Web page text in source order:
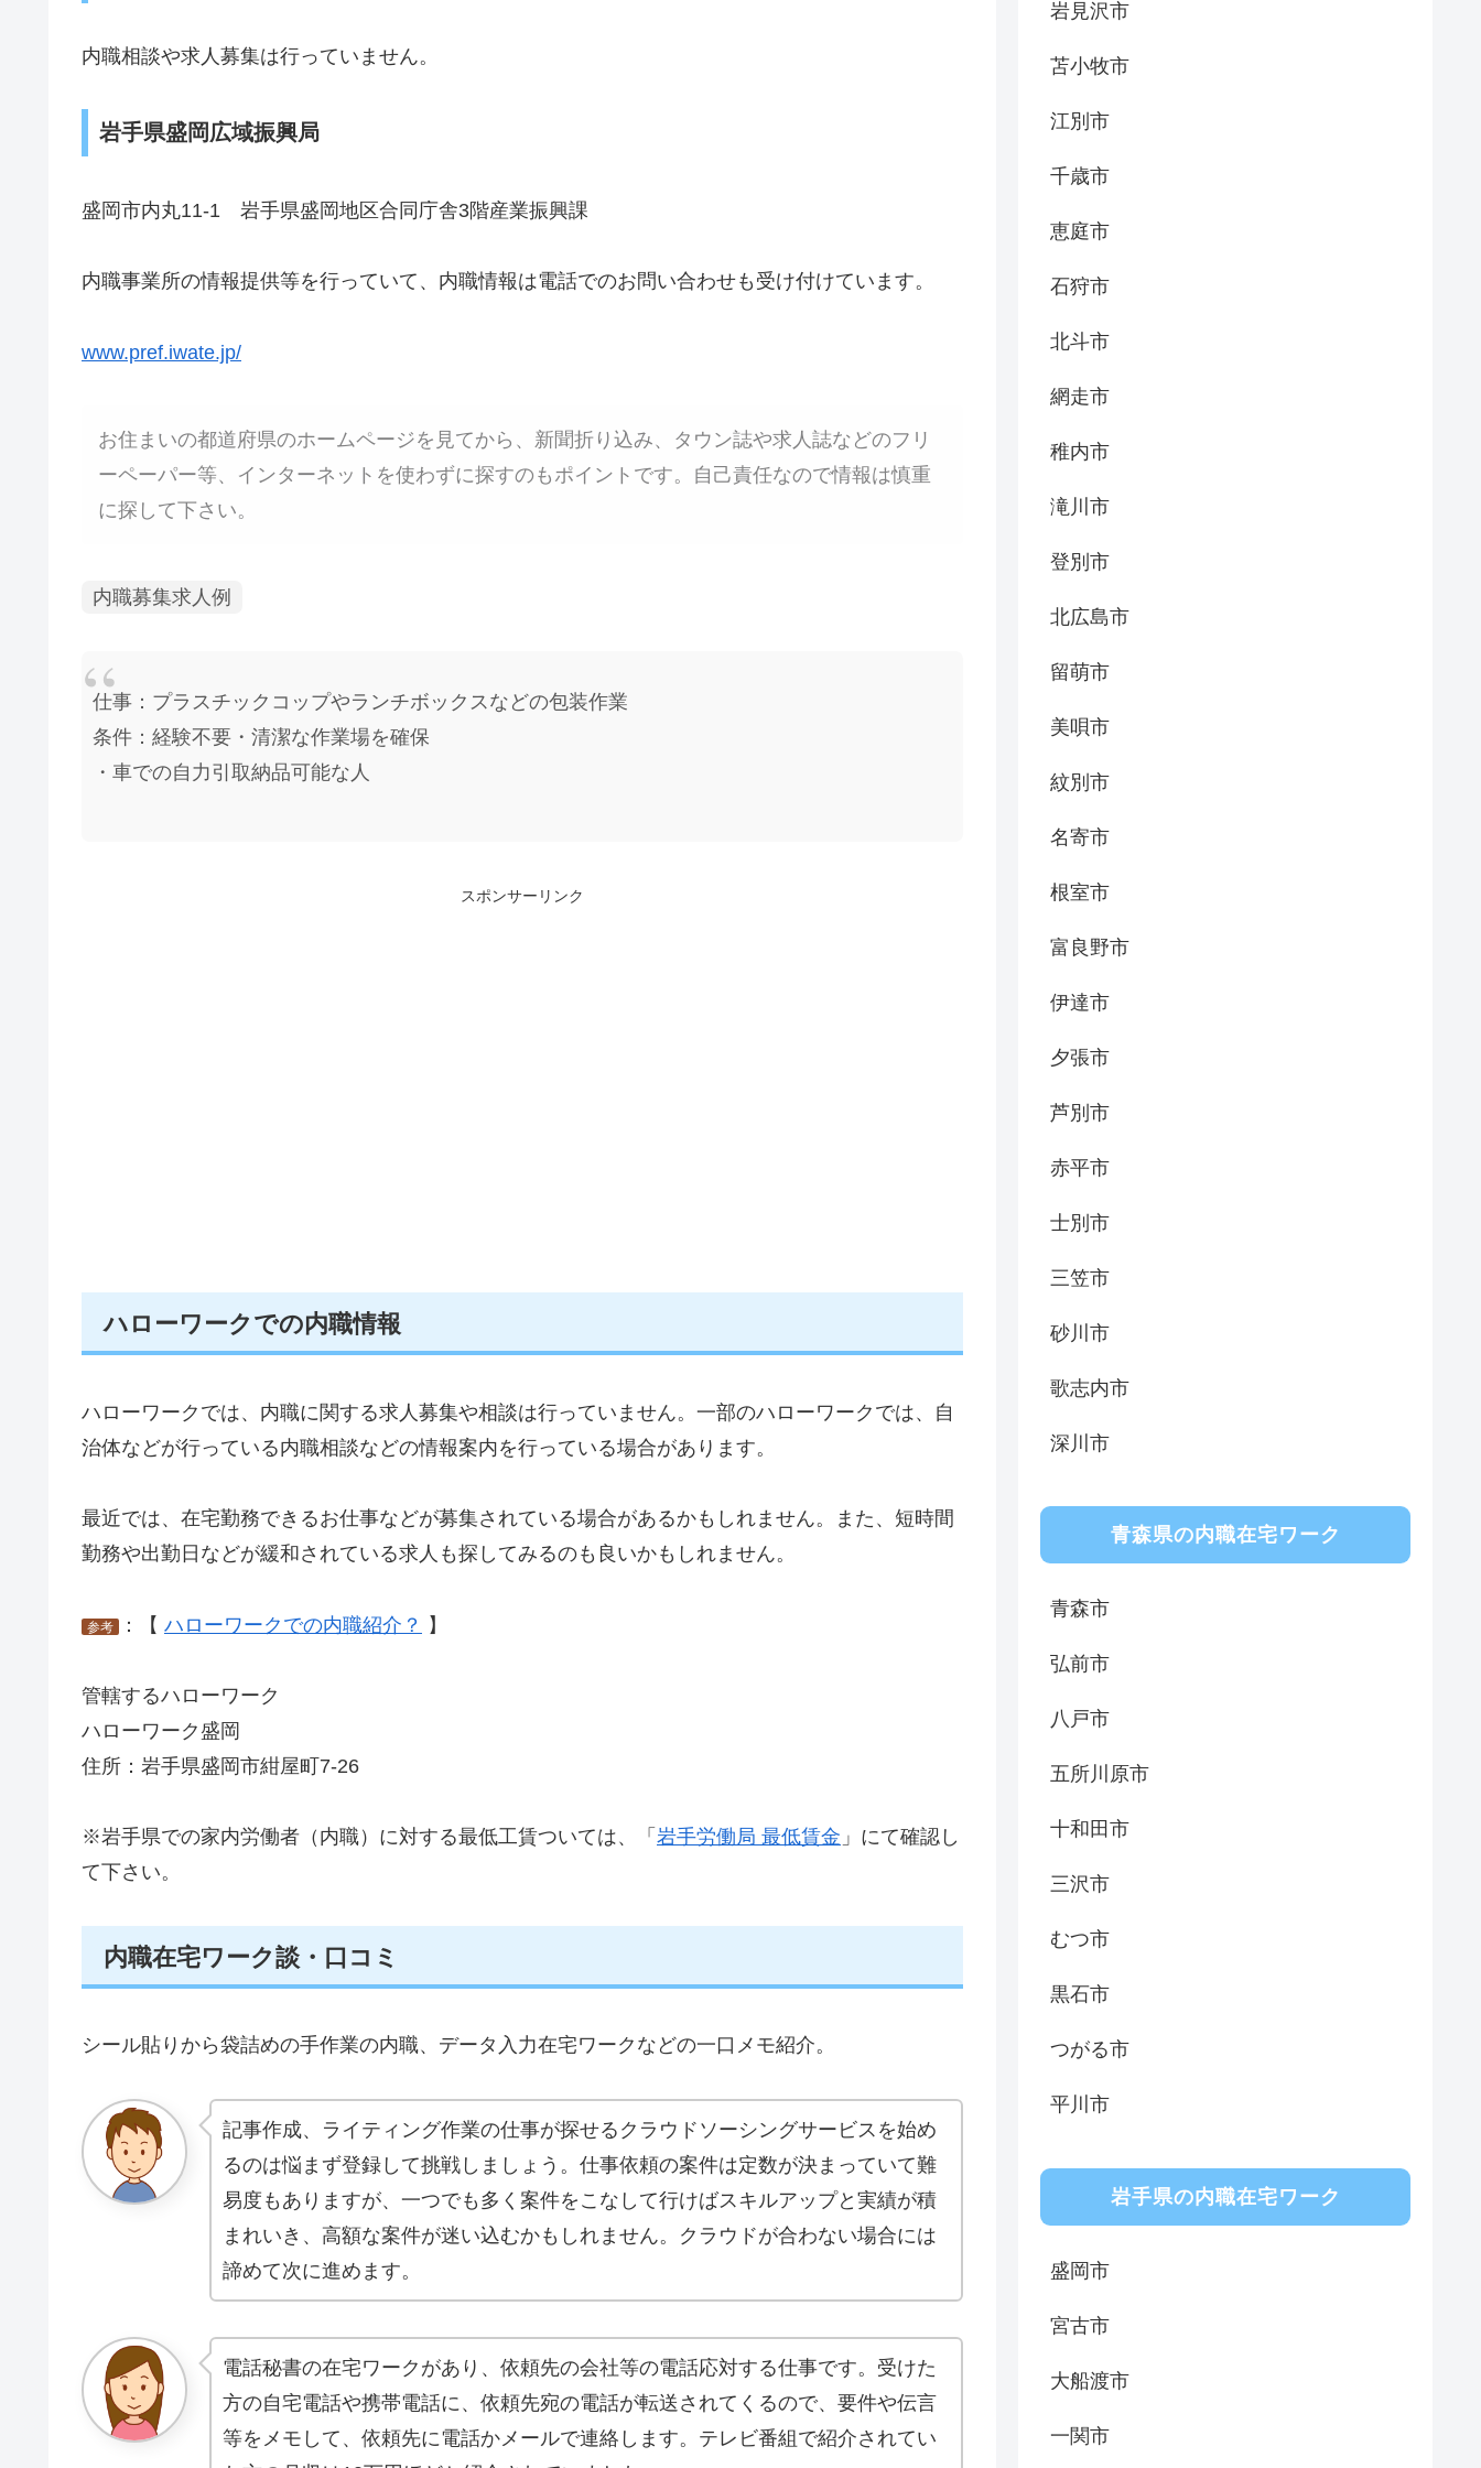
内職相談や求人募集は行っていません。
岩手県盛岡広域振興局
盛岡市内丸11-1 岩手県盛岡地区合同庁舎3階産業振興課
内職事業所の情報提供等を行っていて、内職情報は電話でのお問い合わせも受け付けています。
www.pref.iwate.jp/
お住まいの都道府県のホームページを見てから、新聞折り込み、タウン誌や求人誌などのフリ
ーペーパー等、インターネットを使わずに探すのもポイントです。自己責任なので情報は慎重
に探して下さい。
内職募集求人例
仕事：プラスチックコップやランチボックスなどの包装作業
条件：経験不要・清潔な作業場を確保
・車での自力引取納品可能な人
スポンサーリンク
ハローワークでの内職情報
ハローワークでは、内職に関する求人募集や相談は行っていません。一部のハローワークでは、自
治体などが行っている内職相談などの情報案内を行っている場合があります。
最近では、在宅勤務できるお仕事などが募集されている場合があるかもしれません。また、短時間
勤務や出勤日などが緩和されている求人も探してみるのも良いかもしれません。
参考 ：【 ハローワークでの内職紹介？ 】
管轄するハローワーク
ハローワーク盛岡
住所：岩手県盛岡市紺屋町7-26
※岩手県での家内労働者（内職）に対する最低工賃ついては、「 岩手労働局 最低賃金 」にて確認し
て下さい。
内職在宅ワーク談・口コミ
シール貼りから袋詰めの手作業の内職、データ入力在宅ワークなどの一口メモ紹介。
記事作成、ライティング作業の仕事が探せるクラウドソーシングサービスを始め
るのは悩まず登録して挑戦しましょう。仕事依頼の案件は定数が決まっていて難
易度もありますが、一つでも多く案件をこなして行けばスキルアップと実績が積
まれいき、高額な案件が迷い込むかもしれません。クラウドが合わない場合には
諦めて次に進めます。
電話秘書の在宅ワークがあり、依頼先の会社等の電話応対する仕事です。受けた
方の自宅電話や携帯電話に、依頼先宛の電話が転送されてくるので、要件や伝言
等をメモして、依頼先に電話かメールで連絡します。テレビ番組で紹介されてい
岩見沢市
苫小牧市
江別市
千歳市
恵庭市
石狩市
北斗市
網走市
稚内市
滝川市
登別市
北広島市
留萌市
美唄市
紋別市
名寄市
根室市
富良野市
伊達市
夕張市
芦別市
赤平市
士別市
三笠市
砂川市
歌志内市
深川市
青森県の内職在宅ワーク
青森市
弘前市
八戸市
五所川原市
十和田市
三沢市
むつ市
黒石市
つがる市
平川市
岩手県の内職在宅ワーク
盛岡市
宮古市
大船渡市
一関市